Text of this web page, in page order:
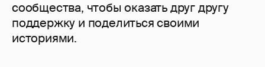
сообщества, чтобы оказать друг другу
поддержку и поделиться своими
историями.